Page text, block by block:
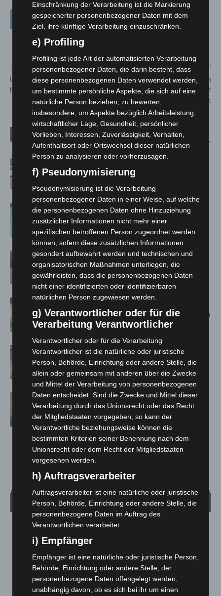
Unfall auf der A 7 – Beteiligter
hat Glück im Unglück
Nächster Artikel
Impfung mit AstraZeneca in
Deutschland vorerst
ausgesetzt
Verwandte Artikel Mehr vom Autor
Niedersachsen: Feuerwehrkräfte
kehren nach Waldbrandeinsatz aus
Spanien zurück
Anklage nach Abschaltung von
„Archetyp Market“ erhoben
Hannover: Polizei stoppt 166
Trunkenheitsfahrten bei
Großkontrolle
Schwarz Digits und Zscaler starten
souveräne Cloud-Sicherheitsplattform
für Europa
Warn-App: Jeder Zweite weiß nach
Handy-Warnung nicht, was zu tun ist
Cyberkriminalität in Niedersachsen
bleibt auf hohem Niveau
Wetter
LANGENHAGEN
Bedeckt
19.1°C 19.5°
17.7°
Einschränkung der Verarbeitung ist die Markierung
gespeicherter personenbezogener Daten mit dem
Ziel, ihre künftige Verarbeitung einzuschränken.
e) Profiling
Profiling ist jede Art der automatisierten Verarbeitung
personenbezogener Daten, die darin besteht, dass
diese personenbezogenen Daten verwendet werden,
um bestimmte persönliche Aspekte, die sich auf eine
natürliche Person beziehen, zu bewerten,
insbesondere, um Aspekte bezüglich Arbeitsleistung,
wirtschaftlicher Lage, Gesundheit, persönlicher
Vorlieben, Interessen, Zuverlässigkeit, Verhalten,
Aufenthaltsort oder Ortswechsel dieser natürlichen
Person zu analysieren oder vorherzusagen.
f) Pseudonymisierung
Pseudonymisierung ist die Verarbeitung
personenbezogener Daten in einer Weise, auf welche
die personenbezogenen Daten ohne Hinzuziehung
zusätzlicher Informationen nicht mehr einer
spezifischen betroffenen Person zugeordnet werden
können, sofern diese zusätzlichen Informationen
gesondert aufbewahrt werden und technischen und
organisatorischen Maßnahmen unterliegen, die
gewährleisten, dass die personenbezogenen Daten
nicht einer identifizierten oder identifizierbaren
natürlichen Person zugewiesen werden.
g) Verantwortlicher oder für die
Verarbeitung Verantwortlicher
Verantwortlicher oder für die Verarbeitung
Verantwortlicher ist die natürliche oder juristische
Person, Behörde, Einrichtung oder andere Stelle, die
allein oder gemeinsam mit anderen über die Zwecke
und Mittel der Verarbeitung von personenbezogenen
Daten entscheidet. Sind die Zwecke und Mittel dieser
Verarbeitung durch das Unionsrecht oder das Recht
der Mitgliedstaaten vorgegeben, so kann der
Verantwortliche beziehungsweise können die
bestimmten Kriterien seiner Benennung nach dem
Unionsrecht oder dem Recht der Mitgliedstaaten
vorgesehen werden.
h) Auftragsverarbeiter
Auftragsverarbeiter ist eine natürliche oder juristische
Person, Behörde, Einrichtung oder andere Stelle, die
personenbezogene Daten im Auftrag des
Verantwortlichen verarbeitet.
i) Empfänger
Empfänger ist eine natürliche oder juristische Person,
Behörde, Einrichtung oder andere Stelle, der
personenbezogene Daten offengelegt werden,
unabhängig davon, ob es sich bei ihr um einen